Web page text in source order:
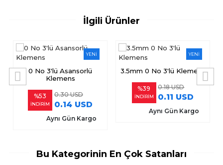
İlgili Ürünler
YENİ
0 No 3'lü Asansorlü
Klemens
%53
İNDİRİM
0.30 USD
0.14 USD
Aynı Gün Kargo
YENİ
3.5mm 0 No 3'lü Klemens
%39
İNDİRİM
0.18 USD
0.11 USD
Aynı Gün Kargo
Bu Kategorinin En Çok Satanları